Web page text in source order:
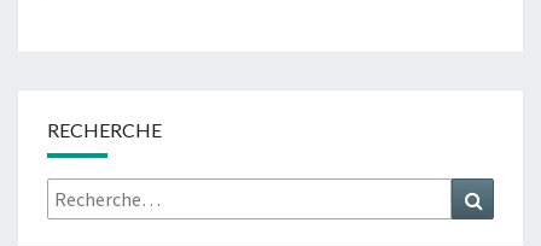
RECHERCHE
Rechercher :